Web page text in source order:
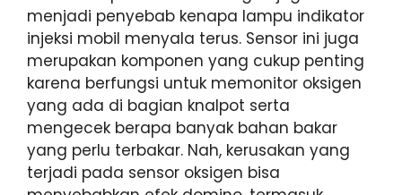
menjadi penyebab kenapa lampu indikator
injeksi mobil menyala terus. Sensor ini juga
merupakan komponen yang cukup penting
karena berfungsi untuk memonitor oksigen
yang ada di bagian knalpot serta
mengecek berapa banyak bahan bakar
yang perlu terbakar. Nah, kerusakan yang
terjadi pada sensor oksigen bisa